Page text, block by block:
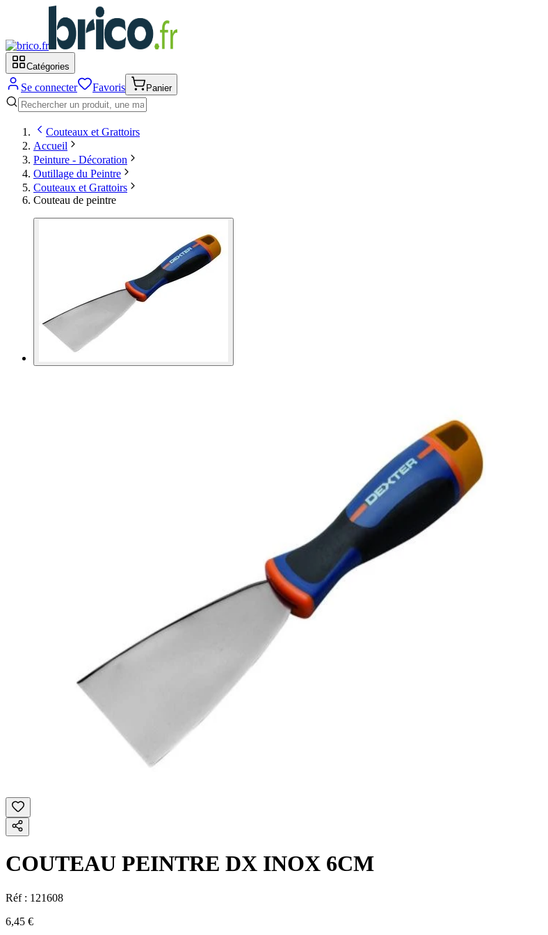
Catégories
Se connecter Favoris Panier
Couteaux et Grattoirs
Accueil
Peinture - Décoration
Outillage du Peintre
Couteaux et Grattoirs
Couteau de peintre
COUTEAU PEINTRE DX INOX 6CM
Réf : 121608
6,45 €